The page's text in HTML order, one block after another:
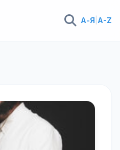
А-Я A-Z